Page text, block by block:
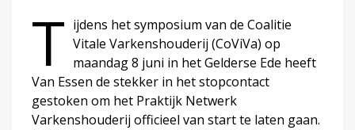
T ijdens het symposium van de Coalitie
Vitale Varkenshouderij (CoViVa) op
maandag 8 juni in het Gelderse Ede heeft
Van Essen de stekker in het stopcontact
gestoken om het Praktijk Netwerk
Varkenshouderij officieel van start te laten gaan.